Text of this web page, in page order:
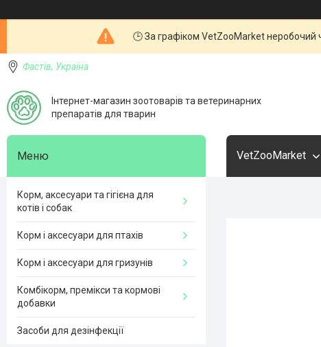
🕒 За графіком VetZooMarket
Фастів, Україна
Інтернет-магазин зоотоварів та ветеринарних
препаратів для тварин
VetZooMarket
Корм, аксесуари та гігієна для
котів і собак
Корм і аксесуари для птахів
Корм і аксесуари для гризунів
Комбікорм, премікси та кормові
добавки
Засоби для дезінфекції